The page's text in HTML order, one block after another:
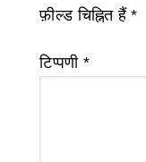
फ़ील्ड चिह्नित हैं*
टिप्पणी *